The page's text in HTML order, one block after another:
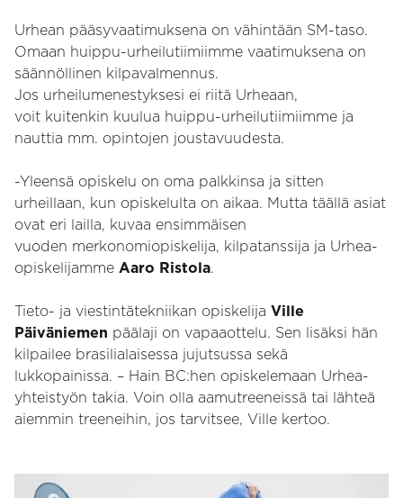
Urhean pääsyvaatimuksena on vähintään SM-taso.
Omaan huippu-urheilutiimiimme vaatimuksena on
säännöllinen kilpavalmennus.
Jos urheilumenestyksesi ei riitä Urheaan,
voit kuitenkin kuulua huippu-urheilutiimiimme ja
nauttia mm. opintojen joustavuudesta.
-Yleensä opiskelu on oma palkkinsa ja sitten
urheillaan, kun opiskelulta on aikaa. Mutta täällä asiat
ovat eri lailla, kuvaa ensimmäisen
vuoden merkonomiopiskelija, kilpatanssija ja Urhea-
opiskelijamme Aaro Ristola.
Tieto- ja viestintätekniikan opiskelija Ville
Päiväniemen päälaji on vapaaottelu. Sen lisäksi hän
kilpailee brasilialaisessa jujutsussa sekä
lukkopainissa. – Hain BC:hen opiskelemaan Urhea-
yhteistyön takia. Voin olla aamutreeneissä tai lähteä
aiemmin treeneihin, jos tarvitsee, Ville kertoo.